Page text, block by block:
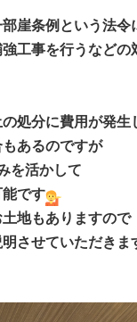
崖条例という法令
工事を行うなどの
処分に費用が発生
あるのですが
を活かして
です
地もありますので
させていただきま